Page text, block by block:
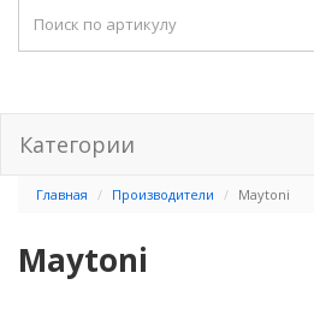
Категории
Главная Производители Maytoni
Maytoni